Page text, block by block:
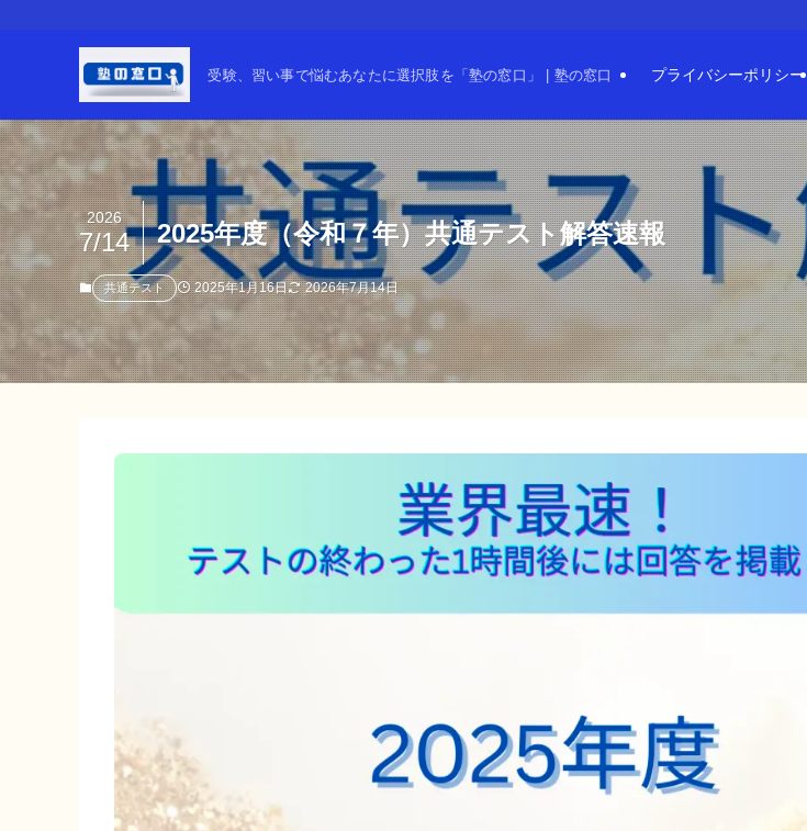
受験、習い事で悩むあなたに選択肢を「塾の窓口」 | 塾の窓口 プライバシーポリシー
2025年度（令和７年）共通テスト解答速報
2026
7/14
共通テスト 2025年1月16日 2026年7月14日